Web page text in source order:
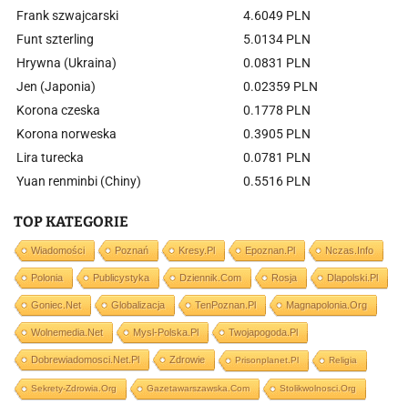
Frank szwajcarski
4.6049 PLN
Funt szterling
5.0134 PLN
Hrywna (Ukraina)
0.0831 PLN
Jen (Japonia)
0.02359 PLN
Korona czeska
0.1778 PLN
Korona norweska
0.3905 PLN
Lira turecka
0.0781 PLN
Yuan renminbi (Chiny)
0.5516 PLN
TOP KATEGORIE
Wiadomości Poznań Kresy.pl Epoznan.pl Nczas.info
Polonia Publicystyka Dziennik.com Rosja Dlapolski.pl
Goniec.net Globalizacja TenPoznan.pl Magnapolonia.org
Wolnemedia.net Mysl-Polska.pl Twojapogoda.pl
Dobrewiadomosci.net.pl Zdrowie Prisonplanet.pl Religia
Sekrety-Zdrowia.org Gazetawarszawska.com Stolikwolnosci.org